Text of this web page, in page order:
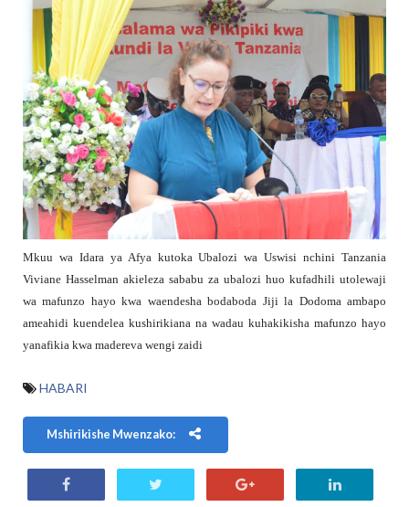
Mkuu wa Idara ya Afya kutoka Ubalozi wa Uswisi nchini Tanzania
Viviane Hasselman akieleza sababu za ubalozi huo kufadhili utolewaji
wa mafunzo hayo kwa waendesha bodaboda Jiji la Dodoma ambapo
ameahidi kuendelea kushirikiana na wadau kuhakikisha mafunzo hayo
yanafikia kwa madereva wengi zaidi
HABARI
Mshirikishe Mwenzako: